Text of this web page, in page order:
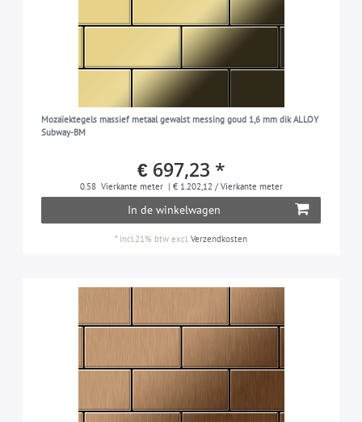
Mozaïektegels massief metaal gewalst messing goud 1,6 mm dik ALLOY
Subway-BM
€ 697,23 *
0.58 Vierkante meter | € 1.202,12 / Vierkante meter
In de winkelwagen
* incl.21% btw excl.Verzendkosten